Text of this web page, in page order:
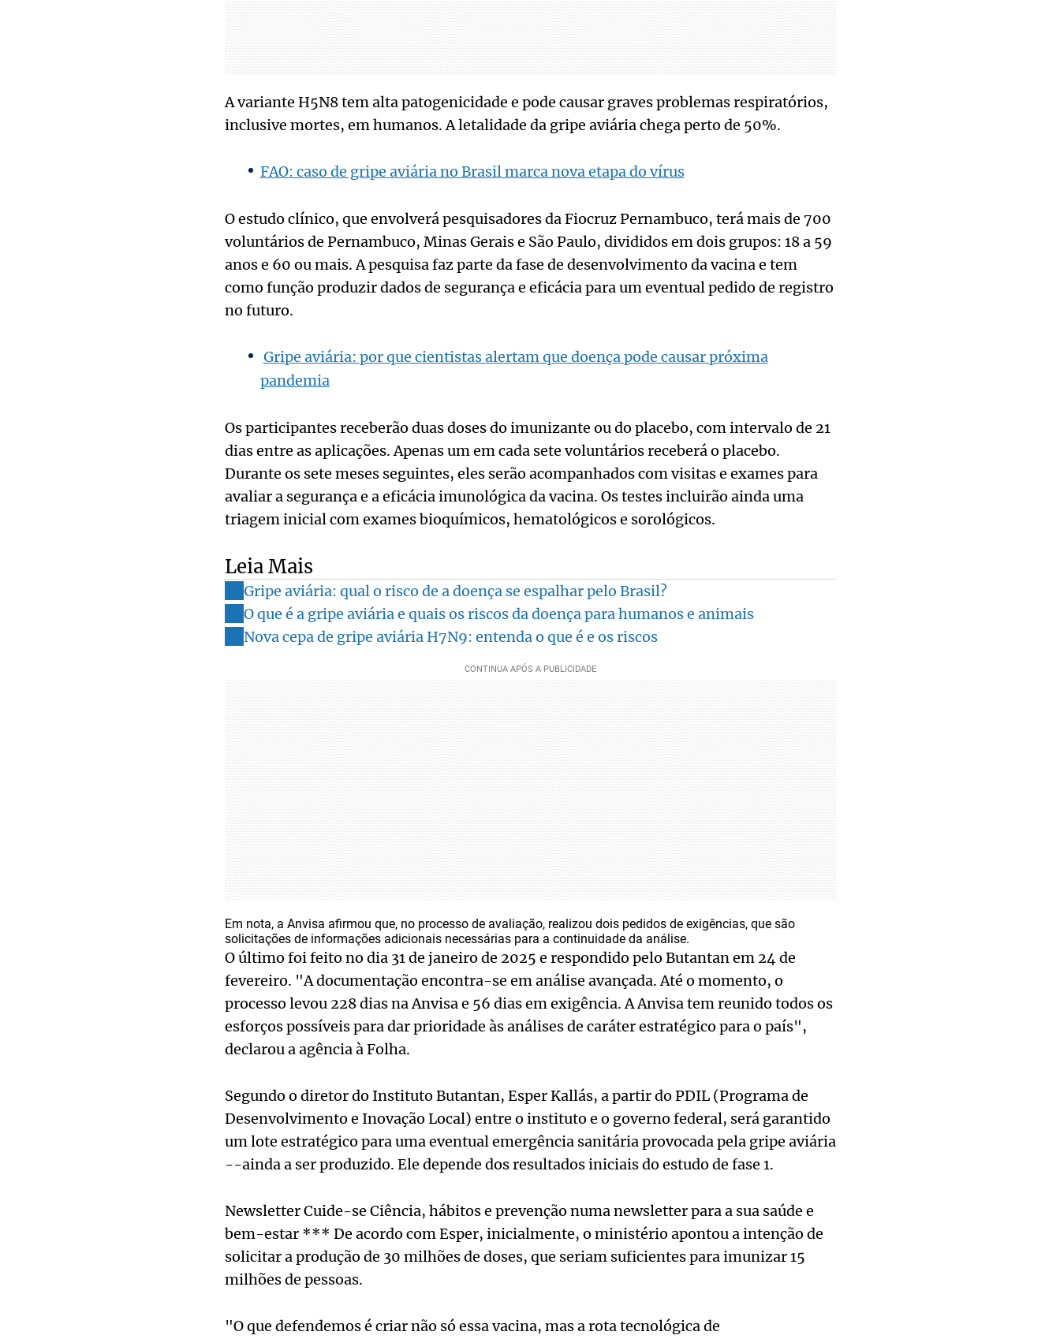
A variante H5N8 tem alta patogenicidade e pode causar graves problemas respiratórios,
inclusive mortes, em humanos. A letalidade da gripe aviária chega perto de 50%.
FAO: caso de gripe aviária no Brasil marca nova etapa do vírus
O estudo clínico, que envolverá pesquisadores da Fiocruz Pernambuco, terá mais de 700
voluntários de Pernambuco, Minas Gerais e São Paulo, divididos em dois grupos: 18 a 59
anos e 60 ou mais. A pesquisa faz parte da fase de desenvolvimento da vacina e tem
como função produzir dados de segurança e eficácia para um eventual pedido de registro
no futuro.
Gripe aviária: por que cientistas alertam que doença pode causar próxima
pandemia
Os participantes receberão duas doses do imunizante ou do placebo, com intervalo de 21
dias entre as aplicações. Apenas um em cada sete voluntários receberá o placebo.
Durante os sete meses seguintes, eles serão acompanhados com visitas e exames para
avaliar a segurança e a eficácia imunológica da vacina. Os testes incluirão ainda uma
triagem inicial com exames bioquímicos, hematológicos e sorológicos.
Leia Mais
Gripe aviária: qual o risco de a doença se espalhar pelo Brasil?
O que é a gripe aviária e quais os riscos da doença para humanos e animais
Nova cepa de gripe aviária H7N9: entenda o que é e os riscos
Em nota, a Anvisa afirmou que, no processo de avaliação, realizou dois pedidos de exigências, que são
solicitações de informações adicionais necessárias para a continuidade da análise.
O último foi feito no dia 31 de janeiro de 2025 e respondido pelo Butantan em 24 de
fevereiro. "A documentação encontra-se em análise avançada. Até o momento, o
processo levou 228 dias na Anvisa e 56 dias em exigência. A Anvisa tem reunido todos os
esforços possíveis para dar prioridade às análises de caráter estratégico para o país",
declarou a agência à Folha.
Segundo o diretor do Instituto Butantan, Esper Kallás, a partir do PDIL (Programa de
Desenvolvimento e Inovação Local) entre o instituto e o governo federal, será garantido
um lote estratégico para uma eventual emergência sanitária provocada pela gripe aviária
--ainda a ser produzido. Ele depende dos resultados iniciais do estudo de fase 1.
Newsletter Cuide-se Ciência, hábitos e prevenção numa newsletter para a sua saúde e
bem-estar *** De acordo com Esper, inicialmente, o ministério apontou a intenção de
solicitar a produção de 30 milhões de doses, que seriam suficientes para imunizar 15
milhões de pessoas.
"O que defendemos é criar não só essa vacina, mas a rota tecnológica de